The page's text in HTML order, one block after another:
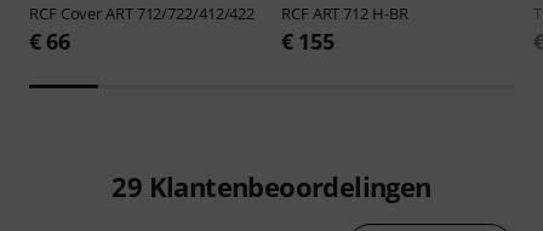
RCF Cover ART 712/722/412/422
€ 66
RCFART 712 H-BR
€ 155
29 Klantenbeoordelingen